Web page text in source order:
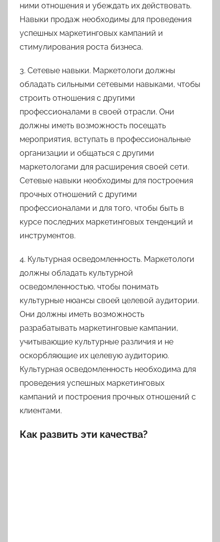
ними отношения и убеждать их действовать.
Навыки продаж необходимы для проведения
успешных маркетинговых кампаний и
стимулирования роста бизнеса.
3. Сетевые навыки. Маркетологи должны
обладать сильными сетевыми навыками, чтобы
строить отношения с другими
профессионалами в своей отрасли. Они
должны иметь возможность посещать
мероприятия, вступать в профессиональные
организации и общаться с другими
маркетологами для расширения своей сети.
Сетевые навыки необходимы для построения
прочных отношений с другими
профессионалами и для того, чтобы быть в
курсе последних маркетинговых тенденций и
инструментов.
4. Культурная осведомленность. Маркетологи
должны обладать культурной
осведомленностью, чтобы понимать
культурные нюансы своей целевой аудитории.
Они должны иметь возможность
разрабатывать маркетинговые кампании,
учитывающие культурные различия и не
оскорбляющие их целевую аудиторию.
Культурная осведомленность необходима для
проведения успешных маркетинговых
кампаний и построения прочных отношений с
клиентами.
Как развить эти качества?